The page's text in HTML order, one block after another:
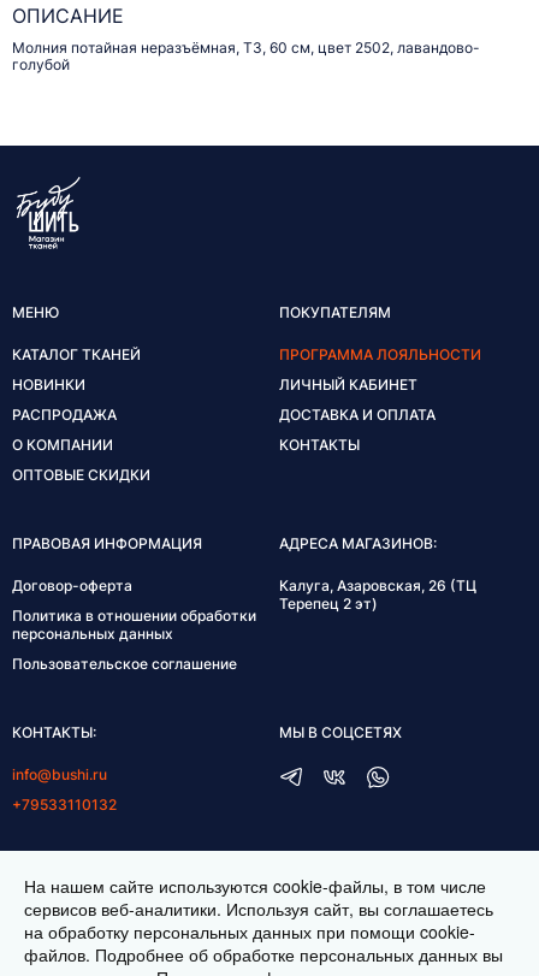
ОПИСАНИЕ
Молния потайная неразъёмная, Т3, 60 см, цвет 2502, лавандово-
голубой
МЕНЮ
КАТАЛОГ ТКАНЕЙ
НОВИНКИ
РАСПРОДАЖА
О КОМПАНИИ
ОПТОВЫЕ СКИДКИ
ПОКУПАТЕЛЯМ
ПРОГРАММА ЛОЯЛЬНОСТИ
ЛИЧНЫЙ КАБИНЕТ
ДОСТАВКА И ОПЛАТА
КОНТАКТЫ
ПРАВОВАЯ ИНФОРМАЦИЯ
Договор-оферта
Политика в отношении обработки
персональных данных
Пользовательское соглашение
АДРЕСА МАГАЗИНОВ:
Калуга, Азаровская, 26 (ТЦ
Терепец 2 эт)
КОНТАКТЫ:
info@bushi.ru
+79533110132
пн-пт 10:00-19:00
сб 11:00-17:00
МЫ В СОЦСЕТЯХ
На нашем сайте используются cookie-файлы, в том числе
сервисов веб-аналитики. Используя сайт, вы соглашаетесь
на обработку персональных данных при помощи cookie-
файлов. Подробнее об обработке персональных данных вы